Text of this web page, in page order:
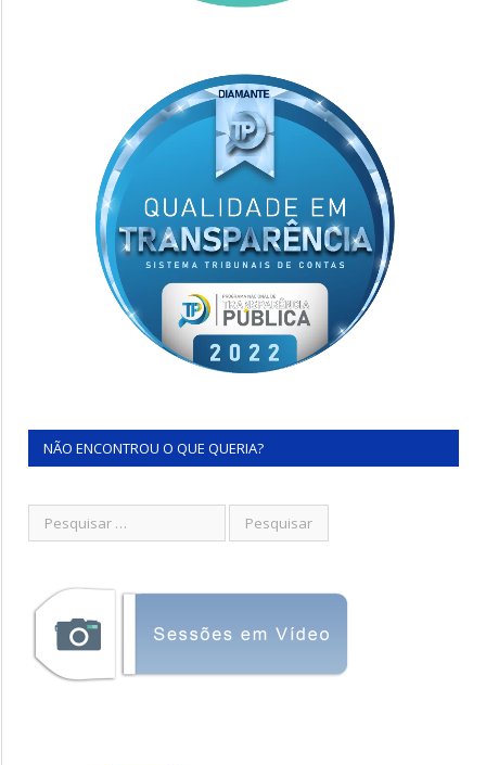
NÃO ENCONTROU O QUE QUERIA?